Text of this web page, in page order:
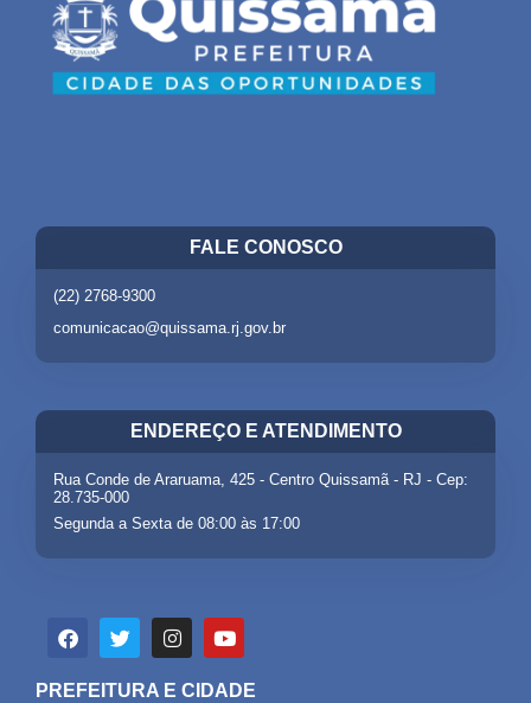
FALE CONOSCO
(22) 2768-9300
comunicacao@quissama.rj.gov.br
ENDEREÇO E ATENDIMENTO
Rua Conde de Araruama, 425 - Centro Quissamã - RJ - Cep:
28.735-000
Segunda a Sexta de 08:00 às 17:00
PREFEITURA E CIDADE